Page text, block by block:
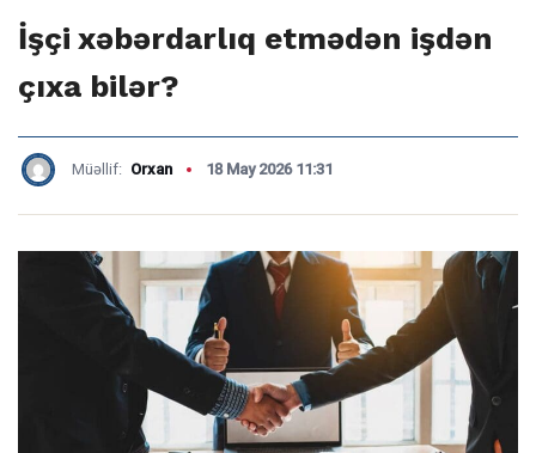
İşçi xəbərdarlıq etmədən işdən
çıxa bilər?
Müəllif: Orxan 18 May 2026 11:31